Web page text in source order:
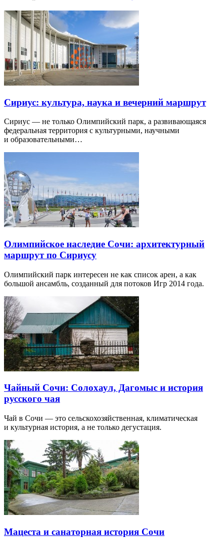
Сириус: культура, наука и вечерний маршрут
Сириус — не только Олимпийский парк, а развивающаяся
федеральная территория с культурными, научными
и образовательными…
Олимпийское наследие Сочи: архитектурный
маршрут по Сириусу
Олимпийский парк интересен не как список арен, а как
большой ансамбль, созданный для потоков Игр 2014 года.
Чайный Сочи: Солохаул, Дагомыс и история
русского чая
Чай в Сочи — это сельскохозяйственная, климатическая
и культурная история, а не только дегустация.
Мацеста и санаторная история Сочи